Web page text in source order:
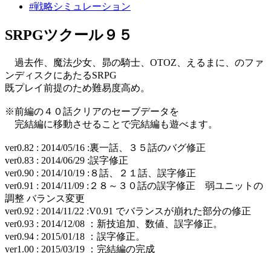
#戦略シミュレーション
SRPGツクール９５
過去作、魔法少女、昴の騎士、OTOZ、えるまに、のファ
ンディスクにあたるSRPG
既プレイ前提のため難易度高め。
※前編の４０話クリアのセーブデータを
完結編に移動させることで完結編も遊べます。
ver0.82 : 2014/05/16 :裏一話、３５話のバグ修正
ver0.83 : 2014/06/29 :誤字修正
ver0.90 : 2014/10/19 :８話、２１話、誤字修正
ver0.91 : 2014/11/09 :２８～３０話の誤字修正 弱ユニットの
調整 バランス変更
ver0.92 : 2014/11/22 :V0.91 でバランスが崩れた部分の修正
ver0.93 : 2014/12/08 ：新技追加、数値、誤字修正。
ver0.94 : 2015/01/18 ：誤字修正。
ver1.00 : 2015/03/19 ：完結編の完成